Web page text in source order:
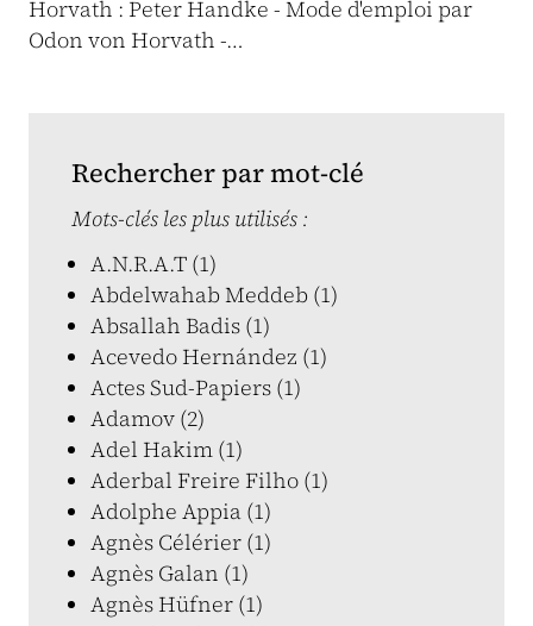
Horvath : Peter Handke - Mode d'emploi par
Odon von Horvath -…
Rechercher par mot-clé
Mots-clés les plus utilisés :
A.N.R.A.T (1)
Abdelwahab Meddeb (1)
Absallah Badis (1)
Acevedo Hernández (1)
Actes Sud-Papiers (1)
Adamov (2)
Adel Hakim (1)
Aderbal Freire Filho (1)
Adolphe Appia (1)
Agnès Célérier (1)
Agnès Galan (1)
Agnès Hüfner (1)